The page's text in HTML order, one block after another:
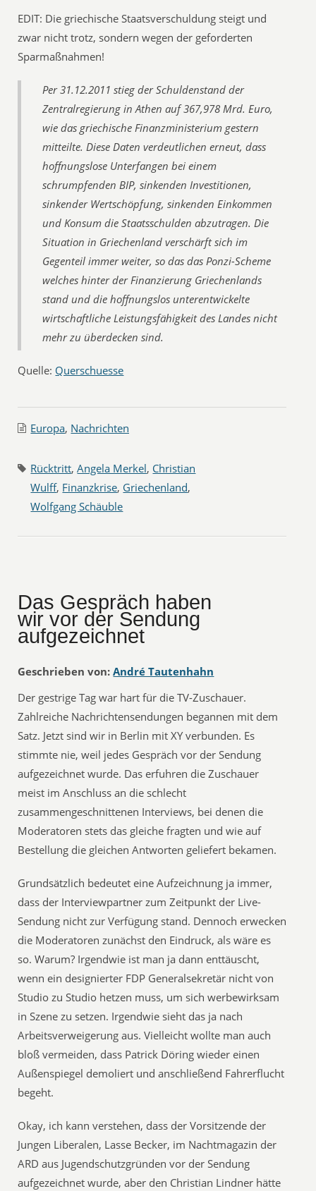
EDIT: Die griechische Staatsverschuldung steigt und
zwar nicht trotz, sondern wegen der geforderten
Sparmaßnahmen!
Per 31.12.2011 stieg der Schuldenstand der
Zentralregierung in Athen auf 367,978 Mrd. Euro,
wie das griechische Finanzministerium gestern
mitteilte. Diese Daten verdeutlichen erneut, dass
hoffnungslose Unterfangen bei einem
schrumpfenden BIP, sinkenden Investitionen,
sinkender Wertschöpfung, sinkenden Einkommen
und Konsum die Staatsschulden abzutragen. Die
Situation in Griechenland verschärft sich im
Gegenteil immer weiter, so das das Ponzi-Scheme
welches hinter der Finanzierung Griechenlands
stand und die hoffnungslos unterentwickelte
wirtschaftliche Leistungsfähigkeit des Landes nicht
mehr zu überdecken sind.
Quelle: Querschuesse
Europa, Nachrichten
Rücktritt,Angela Merkel, Christian
Wulff, Finanzkrise, Griechenland,
Wolfgang Schäuble
Das Gespräch haben
wir vor der Sendung
aufgezeichnet
Geschrieben von: André Tautenhahn
Der gestrige Tag war hart für die TV-Zuschauer.
Zahlreiche Nachrichtensendungen begannen mit dem
Satz. Jetzt sind wir in Berlin mit XY verbunden. Es
stimmte nie, weil jedes Gespräch vor der Sendung
aufgezeichnet wurde. Das erfuhren die Zuschauer
meist im Anschluss an die schlecht
zusammengeschnittenen Interviews, bei denen die
Moderatoren stets das gleiche fragten und wie auf
Bestellung die gleichen Antworten geliefert bekamen.
Grundsätzlich bedeutet eine Aufzeichnung ja immer,
dass der Interviewpartner zum Zeitpunkt der Live-
Sendung nicht zur Verfügung stand. Dennoch erwecken
die Moderatoren zunächst den Eindruck, als wäre es
so. Warum? Irgendwie ist man ja dann enttäuscht,
wenn ein designierter FDP Generalsekretär nicht von
Studio zu Studio hetzen muss, um sich werbewirksam
in Szene zu setzen. Irgendwie sieht das ja nach
Arbeitsverweigerung aus. Vielleicht wollte man auch
bloß vermeiden, dass Patrick Döring wieder einen
Außenspiegel demoliert und anschließend Fahrerflucht
begeht.
Okay, ich kann verstehen, dass der Vorsitzende der
Jungen Liberalen, Lasse Becker, im Nachtmagazin der
ARD aus Jugendschutzgründen vor der Sendung
aufgezeichnet wurde, aber den Christian Lindner hätte